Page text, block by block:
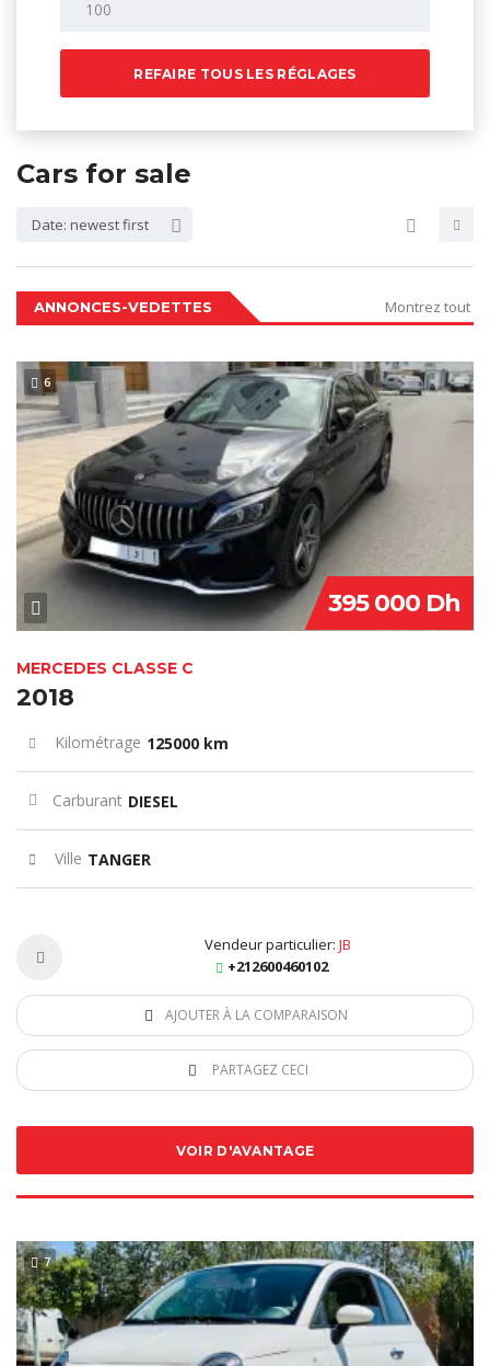
REFAIRE TOUS LES RÉGLAGES
Cars for sale
Date: newest first
ANNONCES-VEDETTES Montrez tout
6 SPECIAL
395 000 Dh
MERCEDES CLASSE C
2018
Kilométrage 125000 km
Carburant DIESEL
Ville TANGER
Vendeur particulier: JB
+212600460102
AJOUTER À LA COMPARAISON
PARTAGEZ CECI
VOIR D'AVANTAGE
7 SPECIAL